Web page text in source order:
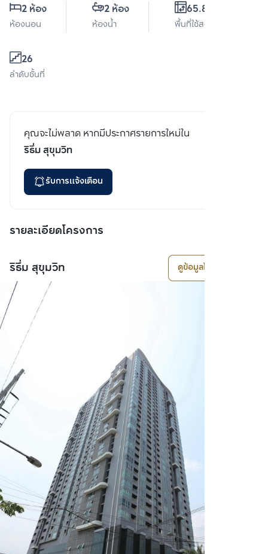
2 ห้อง
ห้องนอน
2 ห้อง
ห้องน้ำ
65.87 ตร.ม.
พื้นที่ใช้สอย
26
ลำดับชั้นที่
คุณจะไม่พลาด หากมีประกาศรายการใหม่ใน
ริธึ่ม สุขุมวิท
รับการแจ้งเตือน
รายละเอียดโครงการ
ริธึ่ม สุขุมวิท ดูข้อมูลโครงการ